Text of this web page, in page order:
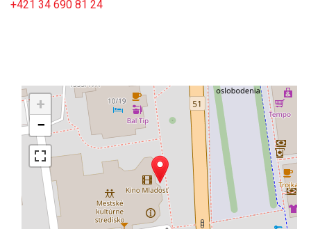
+421 34 690 81 24
+
−